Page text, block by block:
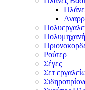
Ρούτερ
Σέγες
Σετ